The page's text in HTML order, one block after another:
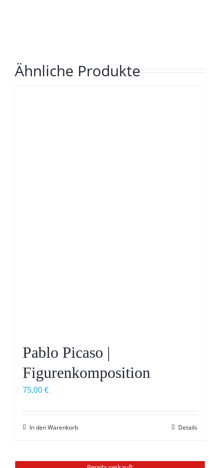
Ähnliche Produkte
Pablo Picaso |
Figurenkomposition
75,00€
In den Warenkorb Details